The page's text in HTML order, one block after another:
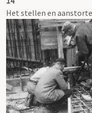
Het stellen en